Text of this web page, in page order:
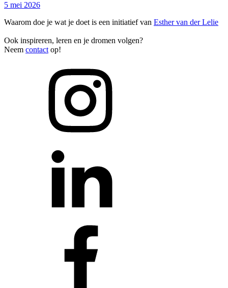
5 mei 2026
Waarom doe je wat je doet is een initiatief van Esther van der Lelie
Ook inspireren, leren en je dromen volgen?
Neem contact op!